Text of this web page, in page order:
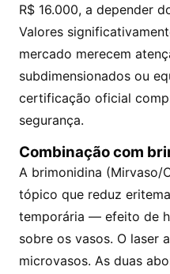
R$ 16.000, a depender
Valores
mercado merecem
subdimensionados ou
certificação oficial
segurança.
Combinação com
A brimonidina (Mirvaso/
tópico que reduz
temporária — efeito de
sobre os vasos. O laser
microvasos. As duas